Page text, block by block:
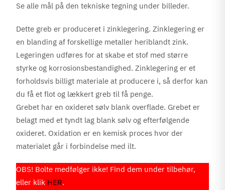
Se alle mål på den tekniske tegning under billeder.
Dette greb er produceret i zinklegering. Zinklegering er
en blanding af forskellige metaller heriblandt zink.
Legeringen udføres for at skabe et stof med større
styrke og korrosionsbestandighed. Zinklegering er et
forholdsvis billigt materiale at producere i, så derfor kan
du få et flot og lækkert greb til få penge.
Grebet har en oxideret sølv blank overflade. Grebet er
belagt med et tyndt lag blank sølv og efterfølgende
oxideret. Oxidation er en kemisk proces hvor der
materialet går i forbindelse med ilt.
OBS! Bolte medfølger ikke! Find dem under tilbehør,
eller klik HER.